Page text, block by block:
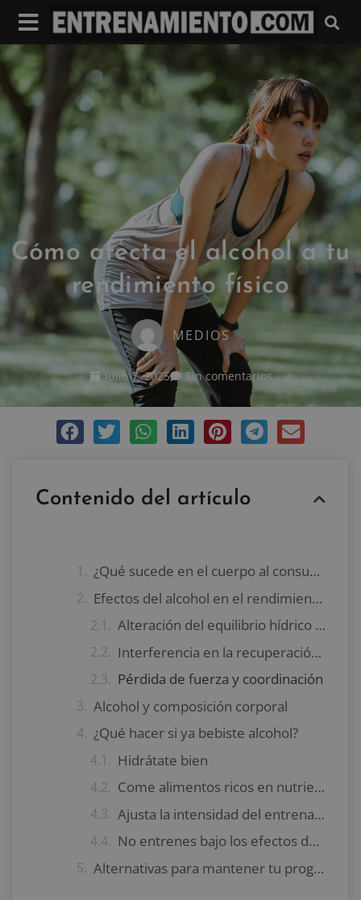
Cómo afecta el alcohol a tu
rendimiento físico
MEDIOS
julio 7, 2025 Sin comentarios
Contenido del artículo
¿Qué sucede en el cuerpo al consumir alcohol?
Efectos del alcohol en el rendimiento físico
Alteración del equilibrio hídrico y deshidratación
Interferencia en la recuperación muscular
Pérdida de fuerza y coordinación
Alcohol y composición corporal
¿Qué hacer si ya bebiste alcohol?
Hidrátate bien
Come alimentos ricos en nutrientes
Ajusta la intensidad del entrenamiento
No entrenes bajo los efectos del alcohol
Alternativas para mantener tu progreso